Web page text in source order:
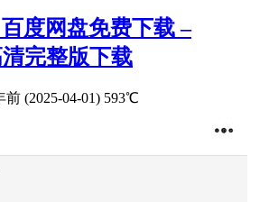
百度网盘免费下载 –
清完整版下载
前 (2025-04-01) 593℃